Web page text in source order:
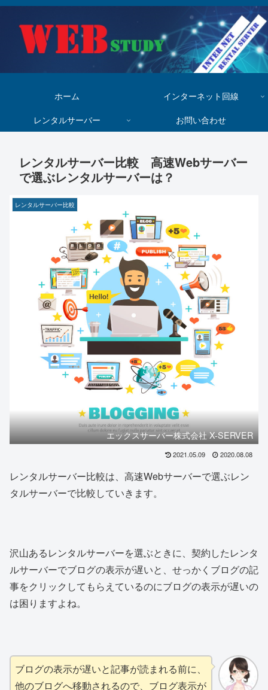
ホーム
インターネット回線
レンタルサーバー
お問い合わせ
レンタルサーバー比較 高速Webサーバー
で選ぶレンタルサーバーは？
レンタルサーバー比較
エックスサーバー株式会社 X-SERVER
2021.05.09 2020.08.08
レンタルサーバー比較は、高速Webサーバーで選ぶレン
タルサーバーで比較していきます。
沢山あるレンタルサーバーを選ぶときに、契約したレンタ
ルサーバーでブログの表示が遅いと、せっかくブログの記
事をクリックしてもらえているのにブログの表示が遅いの
は困りますよね。
ブログの表示が遅いと記事が読まれる前に、
他のブログへ移動されるので、ブログ表示が